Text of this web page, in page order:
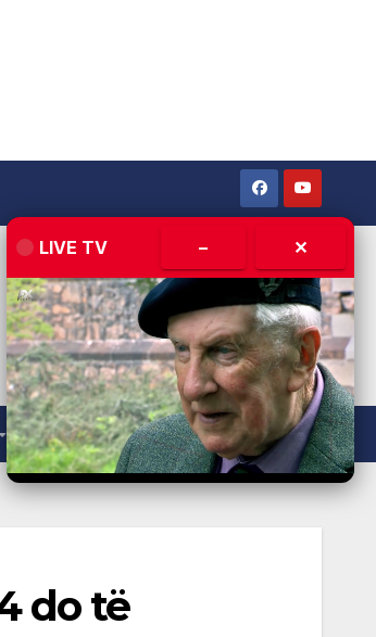
LIVE
do të
LIVE TV – ✕